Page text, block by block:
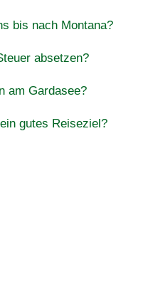
bis nach Montana?
absetzen?
am Gardasee?
gutes Reiseziel?